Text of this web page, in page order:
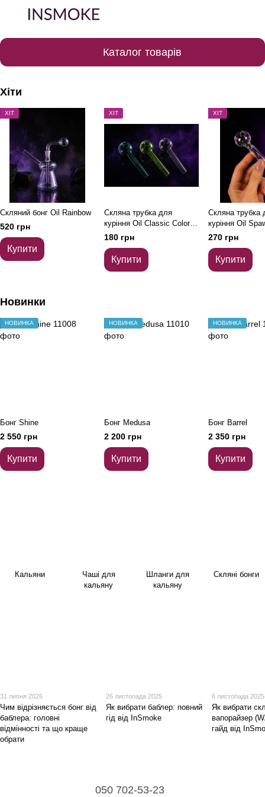
Каталог товарів
Хіти
ХІТ
Скляний бонг Oil Rainbow
520 грн
Купити
ХІТ
Скляна трубка для
куріння Oil Classic Color -
Темно-зелений
180 грн
Купити
ХІТ
Скляна трубка
куріння Oil
270 грн
Купити
Новинки
НОВИНКА
Бонг Shine
2 550 грн
Купити
НОВИНКА
Бонг Medusa
2 200 грн
Купити
НОВИНКА
Бонг Barrel
2 350 грн
Купити
Кальяни
Чаші для
кальяну
Шланги для
кальяну
Скляні бонги
31 липня 2026
Чим відрізняється бонг від
баблера: головні
відмінності та що краще
обрати
26 листопада 2025
Як вибрати баблер: повний
гід від InSmoke
6 листопада 2025
Як вибрати
вапорайзер
гайд від
050 702-53-23